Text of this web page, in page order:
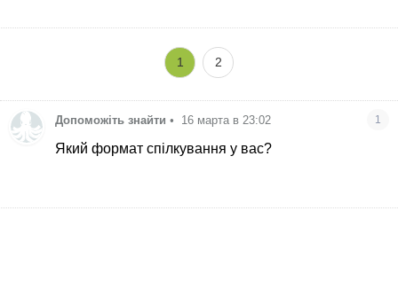
1 2
Допоможіть знайти • 16 марта в 23:02 1
Який формат спілкування у вас?